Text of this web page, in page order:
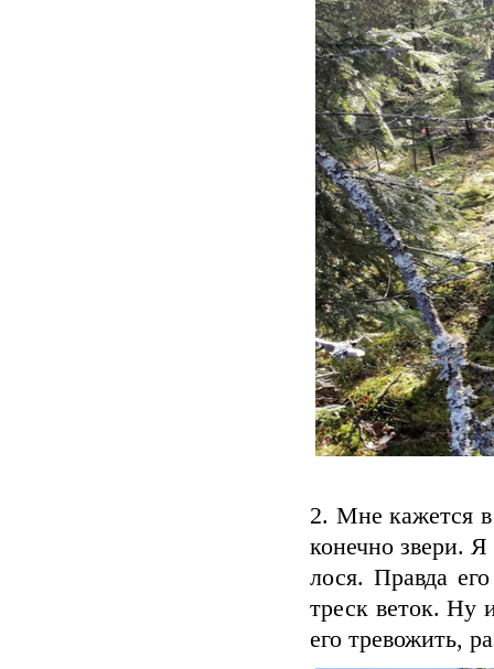
2. Мне кажется
конечно звери.
лося. Правда
треск веток. Ну
его тревожить,